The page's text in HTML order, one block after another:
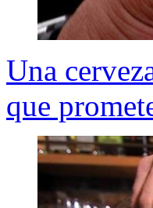
Una
que